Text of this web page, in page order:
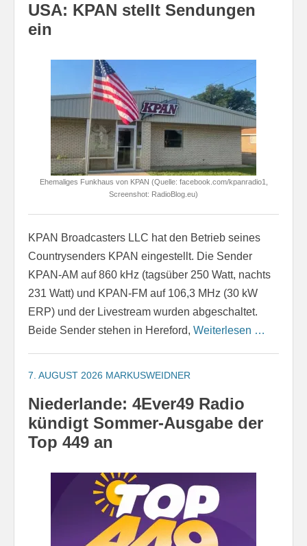
USA: KPAN stellt Sendungen
ein
Ehemaliges Funkhaus von KPAN (Quelle: facebook.com/kpanradio1,
Screenshot: RadioBlog.eu)
KPAN Broadcasters LLC hat den Betrieb seines
Countrysenders KPAN eingestellt. Die Sender
KPAN-AM auf 860 kHz (tagsüber 250 Watt, nachts
231 Watt) und KPAN-FM auf 106,3 MHz (30 kW
ERP) und der Livestream wurden abgeschaltet.
Beide Sender stehen in Hereford, Weiterlesen …
7. AUGUST 2026 MARKUSWEIDNER
Niederlande: 4Ever49 Radio
kündigt Sommer-Ausgabe der
Top 449 an